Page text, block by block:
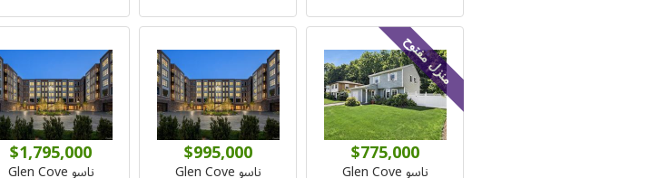
منزل مفتوح
$775,000
ناسو Glen Cove
$995,000
ناسو Glen Cove
$1,795,000
ناسو Glen Cove